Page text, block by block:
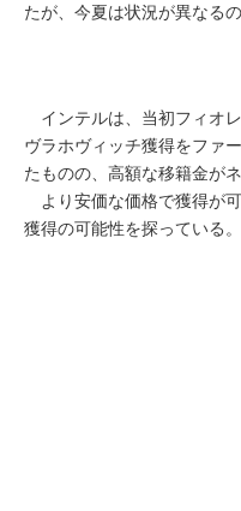
たが、今夏は状況が異なる
インテルは、当初フィオ
ヴラホヴィッチ獲得をファ
たものの、高額な移籍金が
より安価な価格で獲得が
獲得の可能性を探っている。